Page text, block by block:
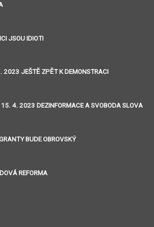
JSOU IDIOTI
2023 JEŠTĚ ZPĚT K DEMONSTRACI
15. 4. 2023 DEZINFORMACE A SVOBODA SLOVA
BUDE OBROVSKÝ
REFORMA